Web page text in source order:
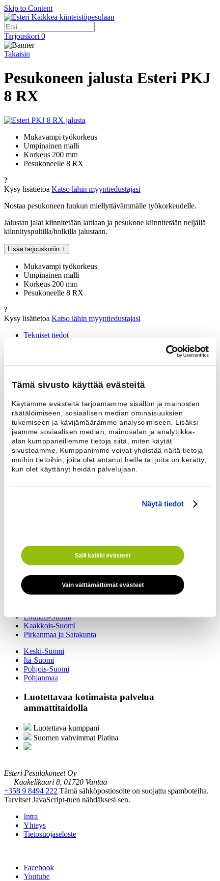
Tämä sivusto käyttää evästeitä
Käytämme evästeitä tarjoamamme sisällön ja mainosten
räätälöimiseen, sosiaalisen median ominaisuuksien
tukemiseen ja kävijämäärämme analysoimiseen. Lisäksi
jaamme sosiaalisen median, mainosalan ja analytiikka-
alan kumppaneillemme tietoja siitä, miten käytät
sivustoamme. Kumppanimme voivat yhdistää näitä tietoja
muihin tietoihin, joita olet antanut heille tai joita on kerätty,
kun olet käyttänyt heidän palvelujaan.
Näytä tiedot
Salli kaikki evästeet
Vain välttämättömät evästeet
Skip to Content
Kaikkea kiinteistöpesulaan
Tarjouskori 0
Takaisin
Pesukoneen jalusta Esteri PKJ
8 RX
Mukavampi työkorkeus
Umpinainen malli
Korkeus 200 mm
Pesukoneelle 8 RX
?
Kysy lisätietoa Katso lähin myyntiedustajasi
Nostaa pesukoneen luukun miellyttävämmälle työkorkeudelle.
Jalustan jalat kiinnitetään lattiaan ja pesukone kiinnitetään neljällä
kiinnityspultilla/holkilla jalustaan.
Lisää tarjouskoriin +
Mukavampi työkorkeus
Umpinainen malli
Korkeus 200 mm
Pesukoneelle 8 RX
?
Kysy lisätietoa Katso lähin myyntiedustajasi
Tekniset tiedot
Lisätiedot
Korkeus
200 mm
Sopii malliin 8 RX
Ota yhteyttä
Nimi *
Sähköposti
Puhelinnumero *
Viesti
Edustajamme auttavat kaikissa kiinteistöpesulaa koskevissa asioissa.
Lounais-Suomi
Kaakkois-Suomi
Pirkanmaa ja Satakunta
Keski-Suomi
Itä-Suomi
Pohjois-Suomi
Pohjanmaa
Luotettavaa kotimaista palvelua
ammattitaidolla
Luotettava kumppani
Suomen vahvimmat Platina
Esteri Pesulakoneet Oy
Kaakelikaari 8, 01720 Vantaa
+358 9 8494 222 Tämä sähköpostiosoite on suojattu spamboteilta.
Tarvitset JavaScript-tuen nähdäksesi sen.
Intra
Yhteys
Tietosuojaseloste
Facebook
Youtube